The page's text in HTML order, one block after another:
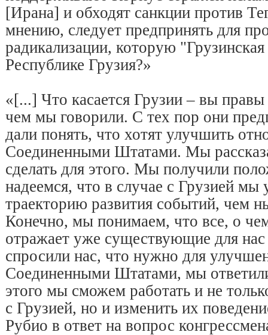
[Ирана] и обходят санкции против
мнению, следует предпринять для
радикализации, которую
Республике Грузия?»
«[...] Что касается Грузии – вы правы
чем мы говорили. С тех пор они
дали понять, что хотят улучшить
Соединенными Штатами. Мы
сделать для этого. Мы получили
надеемся, что в случае с Грузией
траекторию развития событий, чем
Конечно, мы понимаем, что все, о
отражает уже существующие для
спросили нас, что нужно для
Соединенными Штатами, мы
этого мы сможем работать и не
с Грузией, но и изменить их
Рубио в ответ на вопрос